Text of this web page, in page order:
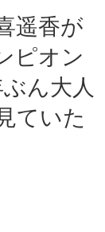
遥香が
ピオン
ん大人
ていた